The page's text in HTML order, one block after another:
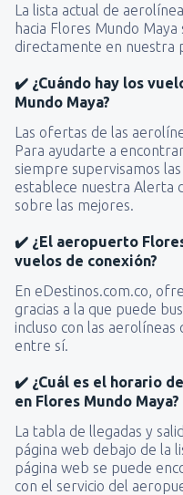
La lista actual de
hacia Flores Mundo
directamente en nuestra
✔️ ¿Cuándo hay los
Mundo Maya?
Las ofertas de las
Para ayudarte a
siempre supervisamos
establece nuestra Alerta
sobre las mejores.
✔️ ¿El aeropuerto
vuelos de conexión?
En eDestinos.com.co,
gracias a la que puede
incluso con las
entre sí.
✔️ ¿Cuál es el horario
en Flores Mundo Maya?
La tabla de llegadas y
página web debajo de la
página web se puede
con el servicio del